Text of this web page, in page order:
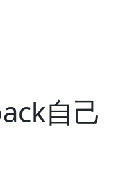
自己